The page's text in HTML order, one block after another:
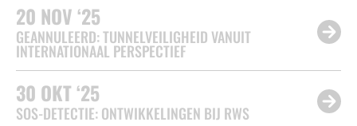
KENNISBANK
20 NOV ‘25
GEANNULEERD: TUNNELVEILIGHEID VANUIT
INTERNATIONAAL PERSPECTIEF
30 OKT ‘25
SOS-DETECTIE: ONTWIKKELINGEN BIJ RWS